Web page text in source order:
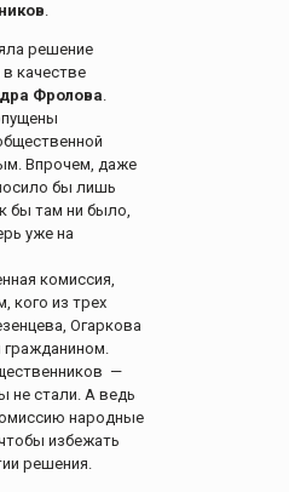
.
решение
качестве
Фролова.
Впрочем, даже
бы лишь
бы там ни было,
уже на
комиссия,
кого из трех
Огаркова
—
не стали. А ведь
народные
избежать
решения.